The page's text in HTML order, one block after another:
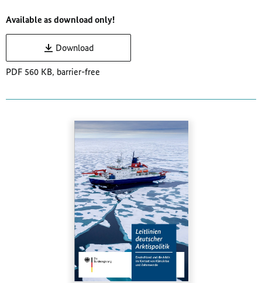
Available as download only!
Download
PDF 560 KB, barrier-free